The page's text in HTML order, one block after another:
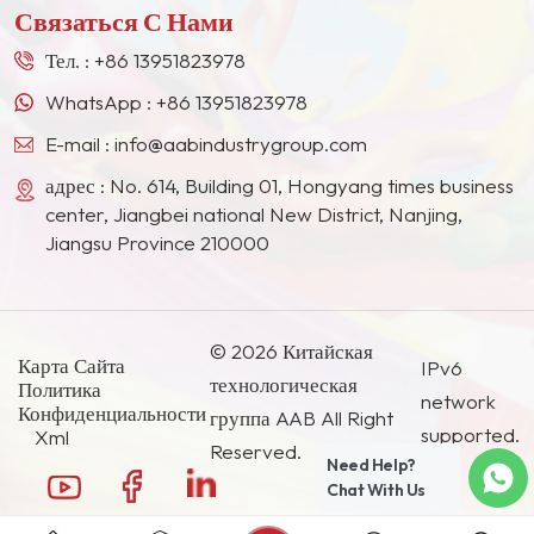
основе.
Востоке, в Юго-Восточной Азии, Японии, Южной
Корее и других странах и регионах.
Связаться С Нами
Тел. : +86 13951823978
WhatsApp : +86 13951823978
E-mail : info@aabindustrygroup.com
адрес : No. 614, Building 01, Hongyang times business
center, Jiangbei national New District, Nanjing,
Jiangsu Province 210000
Карта Сайта
Политика
Конфиденциальности
Xml
© 2026 Китайская
технологическая
группа AAB All Right
Reserved.
IPv6
network
supported.
Need Help?
Chat With Us